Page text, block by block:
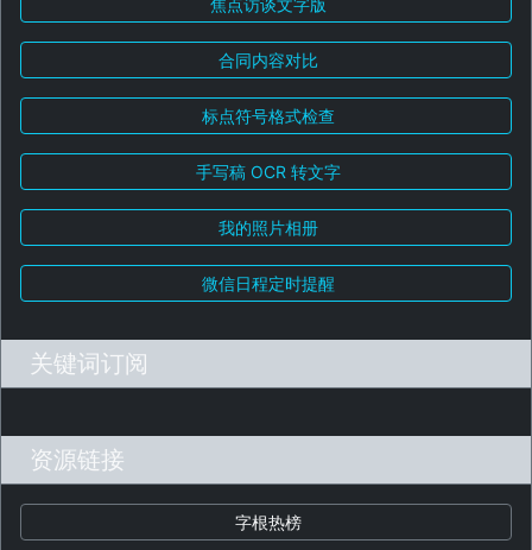
焦点访谈文字版
合同内容对比
标点符号格式检查
手写稿 OCR 转文字
我的照片相册
微信日程定时提醒
关键词订阅
资源链接
字根热榜